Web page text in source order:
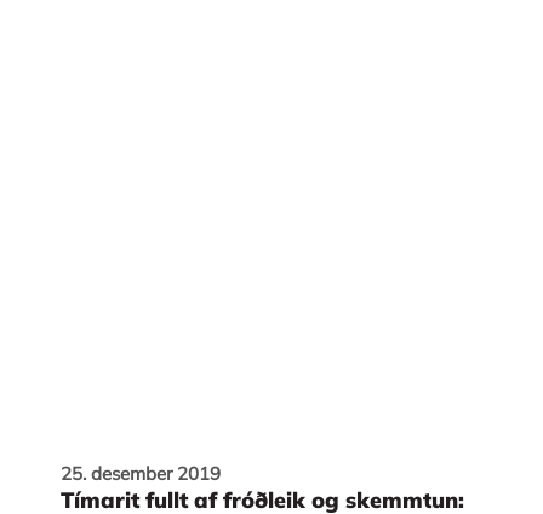
25. desember 2019
Tímarit fullt af fróðleik og skemmtun: